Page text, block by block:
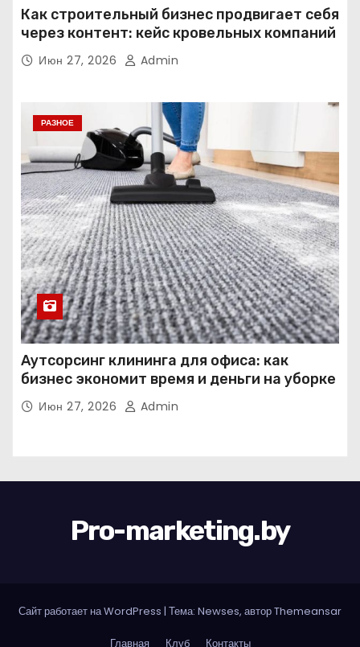
Как строительный бизнес продвигает себя
через контент: кейс кровельных компаний
Июн 27, 2026 Admin
РАЗНОЕ
Аутсорсинг клининга для офиса: как
бизнес экономит время и деньги на уборке
Июн 27, 2026 Admin
Pro-marketing.by
Сайт работает на WordPress | Тема: Newses, авторThemeansar
Главная Клуб Контакты